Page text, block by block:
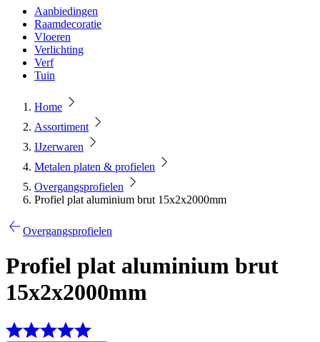
Aanbiedingen
Raamdecoratie
Vloeren
Verlichting
Verf
Tuin
Home
Assortiment
IJzerwaren
Metalen platen & profielen
Overgangsprofielen
Profiel plat aluminium brut 15x2x2000mm
Overgangsprofielen
Profiel plat aluminium brut
15x2x2000mm